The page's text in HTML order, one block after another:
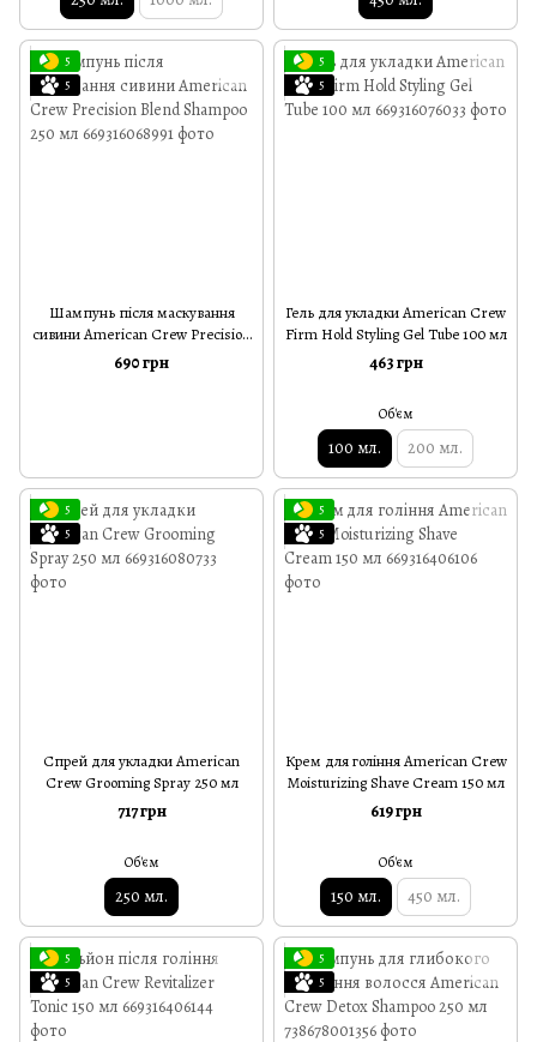
5
5
Шампунь після маскування
сивини American Crew Precision
Blend Shampoo 250 мл
690 грн
5
5
Гель для укладки American Crew
Firm Hold Styling Gel Tube 100 мл
463 грн
Об'єм
100 мл. 200 мл.
5
5
Спрей для укладки American
Crew Grooming Spray 250 мл
717 грн
Об'єм
250 мл.
5
5
Крем для гоління American Crew
Moisturizing Shave Cream 150 мл
619 грн
Об'єм
150 мл. 450 мл.
5
5
5
5